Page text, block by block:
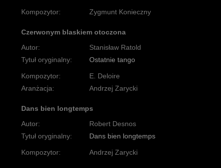
Kompozytor: Zygmunt Konieczny
Czerwonym blaskiem otoczona
Autor:
Stanisław Ratold
Tytuł oryginalny:
Ostatnie tango
Kompozytor:
E. Deloire
Aranżacja:
Andrzej Zarycki
Dans bien longtemps
Autor:
Robert Desnos
Tytuł oryginalny:
Dans bien longtemps
Kompozytor: Andrzej Zarycki